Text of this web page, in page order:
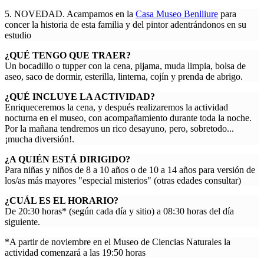
5. NOVEDAD. Acampamos en la Casa Museo Benlliure para
concer la historia de esta familia y del pintor adentrándonos en su
estudio
¿QUÉ TENGO QUE TRAER?
Un bocadillo o tupper con la cena, pijama, muda limpia, bolsa de
aseo, saco de dormir, esterilla, linterna, cojín y prenda de abrigo.
¿QUÉ INCLUYE LA ACTIVIDAD?
Enriqueceremos la cena, y después realizaremos la actividad
nocturna en el museo, con acompañamiento durante toda la noche.
Por la mañana tendremos un rico desayuno, pero, sobretodo...
¡mucha diversión!.
¿A QUIÉN ESTÁ DIRIGIDO?
Para niñas y niños de 8 a 10 años o de 10 a 14 años para versión de
los/as más mayores "especial misterios" (otras edades consultar)
¿CUÁL ES EL HORARIO?
De 20:30 horas* (según cada día y sitio) a 08:30 horas del día
siguiente.
*A partir de noviembre en el Museo de Ciencias Naturales la
actividad comenzará a las 19:50 horas